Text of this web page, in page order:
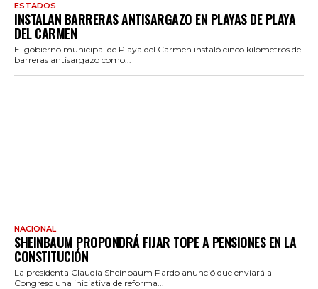
ESTADOS
INSTALAN BARRERAS ANTISARGAZO EN PLAYAS DE PLAYA
DEL CARMEN
El gobierno municipal de Playa del Carmen instaló cinco kilómetros de
barreras antisargazo como...
NACIONAL
SHEINBAUM PROPONDRÁ FIJAR TOPE A PENSIONES EN LA
CONSTITUCIÓN
La presidenta Claudia Sheinbaum Pardo anunció que enviará al
Congreso una iniciativa de reforma...